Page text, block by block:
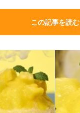
この記事を読む